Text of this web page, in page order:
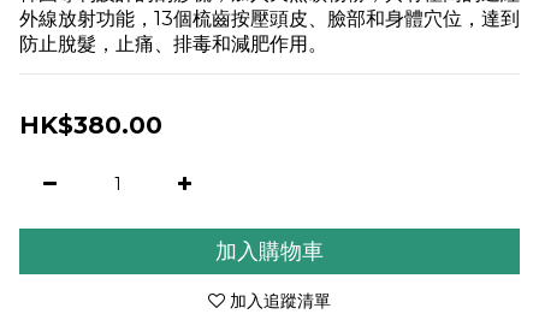
外線放射功能，13個梳齒按壓頭皮、臉部和身體穴位，達到
防止脫髮，止痛、排毒和減肥作用。
HK$380.00
加入購物車
加入追蹤清單